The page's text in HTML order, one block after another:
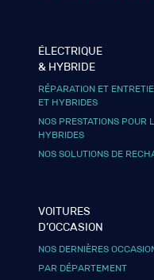
ÉLECTRIQUE
& HYBRIDE
RÉPARATION ET
ET HYBRIDES
NOS PRESTATIONS POUR
HYBRIDES
NOS SOLUTIONS DE
VOITURES
D’OCCASION
NOS DERNIÈRES
PAR DÉPARTEMENT